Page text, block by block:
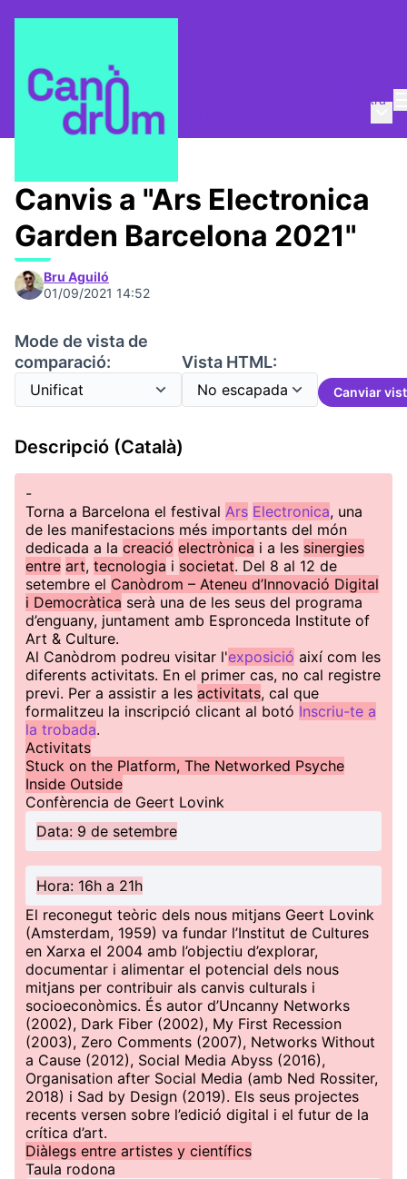
Entra
Qui som? Canòdrom Obert
Canvis a "Ars Electronica
Garden Barcelona 2021"
Bru Aguiló
01/09/2021 14:52
Mode de vista de
comparació:
Vista HTML:
Canviar
Descripció (Català)
-
Torna a Barcelona el festival Ars Electronica, una
de les manifestacions més importants del món
dedicada a la creació electrònica i a les sinergies
entre art, tecnologia i societat. Del 8 al 12 de
setembre el Canòdrom – Ateneu d’Innovació Digital
i Democràtica serà una de les seus del programa
d’enguany, juntament amb Espronceda Institute of
Art & Culture.
Al Canòdrom podreu visitar l'exposició així com les
diferents activitats. En el primer cas, no cal registre
previ. Per a assistir a les activitats, cal que
formalitzeu la inscripció clicant al botó Inscriu-te a
la trobada.
Activitats
Stuck on the Platform, The Networked Psyche
Inside Outside
Confèrencia de Geert Lovink
Data: 9 de setembre
Hora: 16h a 21h
El reconegut teòric dels nous mitjans Geert Lovink
(Amsterdam, 1959) va fundar l’Institut de Cultures
en Xarxa el 2004 amb l’objectiu d’explorar,
documentar i alimentar el potencial dels nous
mitjans per contribuir als canvis culturals i
socioeconòmics. És autor d’Uncanny Networks
(2002), Dark Fiber (2002), My First Recession
(2003), Zero Comments (2007), Networks Without
a Cause (2012), Social Media Abyss (2016),
Organisation after Social Media (amb Ned Rossiter,
2018) i Sad by Design (2019). Els seus projectes
recents versen sobre l’edició digital i el futur de la
crítica d’art.
Diàlegs entre artistes y científics
Taula rodona